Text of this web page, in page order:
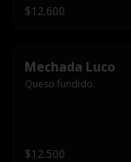
$12.600
Mechada Luco
Queso fundido.
$12.500